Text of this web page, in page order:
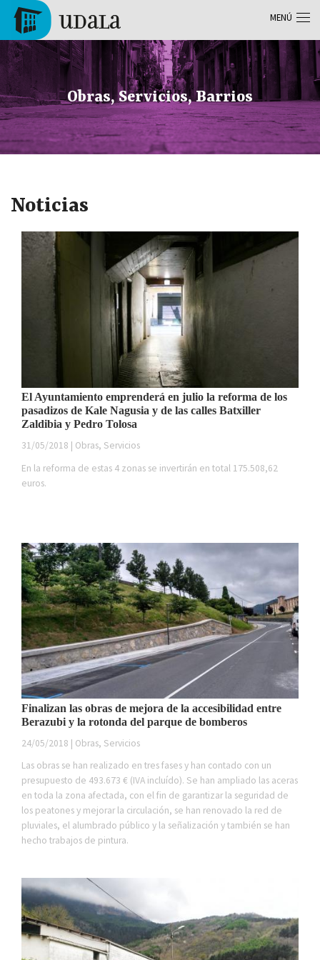
Pasar al contenido principal
Tolosa
Obras, Servicios, Barrios
Noticias
El Ayuntamiento emprenderá en julio la reforma de los
pasadizos de Kale Nagusia y de las calles Batxiller
Zaldibia y Pedro Tolosa
31/05/2018 | Obras, Servicios
En la reforma de estas 4 zonas se invertirán en total 175.508,62
euros.
Finalizan las obras de mejora de la accesibilidad entre
Berazubi y la rotonda del parque de bomberos
24/05/2018 | Obras, Servicios
Las obras se han realizado en tres fases y han contado con un
presupuesto de 493.673 € (IVA incluído). Se han ampliado las aceras
en toda la zona afectada, con el fin de garantizar la seguridad de
los peatones y mejorar la circulación, se han renovado la red de
pluviales, el alumbrado público y la señalización y también se han
hecho trabajos de pintura.
MENÚ